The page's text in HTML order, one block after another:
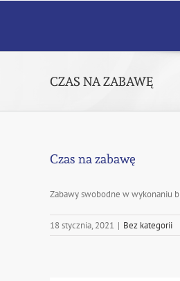
CZAS NA ZABAWĘ
Czas na zabawę
Zabawy swobodne w wykonaniu
18 stycznia, 2021 | Bez kategorii